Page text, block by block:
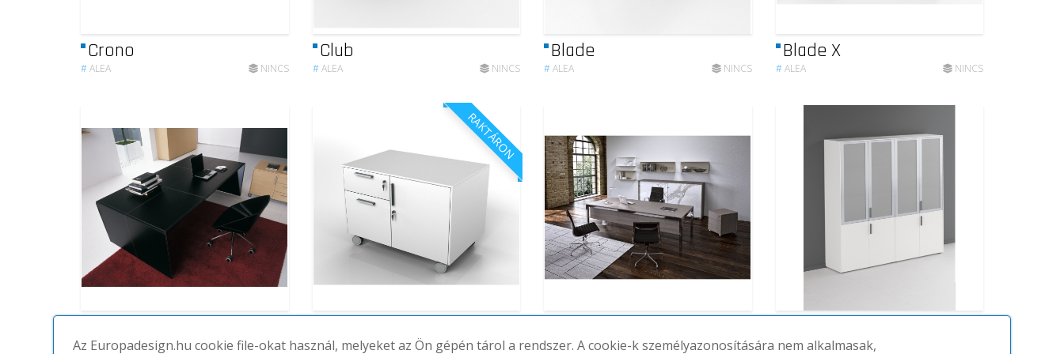
Crono
#ALEA NINCS
Club
#ALEA NINCS
Blade
#ALEA NINCS
Blade X
#ALEA NINCS
# ALEA NINCS
RAKTÁRON
#ALEA (1DB)118,872-118,872 FT. #ALEA NINCS #ALEA
Az Europadesign.hu cookie file-okat használ, melyeket az Ön gépén tárol a rendszer. A cookie-k személyazonosítására nem alkalmasak,